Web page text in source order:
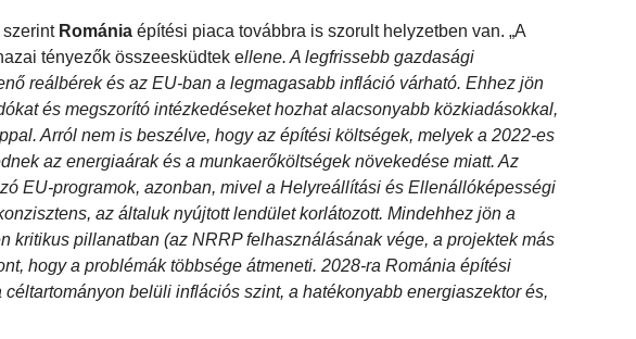
szerint Románia építési piaca továbbra is szorult helyzetben van. „A
tényezők összeesküdtek ellene. A legfrissebb gazdasági
reálbérek és az EU-ban a legmagasabb infláció várható. Ehhez jön
és megszorító intézkedéseket hozhat alacsonyabb közkiadásokkal,
Arról nem is beszélve, hogy az építési költségek, melyek a 2022-es
az energiaárak és a munkaerőköltségek növekedése miatt. Az
EU-programok, azonban, mivel a Helyreállítási és Ellenállóképességi
az általuk nyújtott lendület korlátozott. Mindehhez jön a
kritikus pillanatban (az NRRP felhasználásának vége, a projektek más
hogy a problémák többsége átmeneti. 2028-ra Románia építési
belüli inflációs szint, a hatékonyabb energiaszektor és,